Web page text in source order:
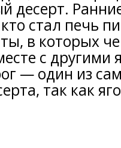
десерт.
стал печь
в которых
с другими
— один из
так как